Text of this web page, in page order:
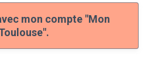
mon compte "Mon